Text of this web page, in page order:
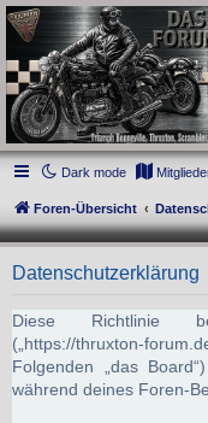
DAS FORUM! Alles rund um
die New Bonneville
Scrambler, Bobber, Speed
und Speedmaster.
Dark mode
Foren-Übersicht
Datenschutzerklärung
Diese Richtlinie
(„https://thruxton-
Folgenden „das
während deines Foren-